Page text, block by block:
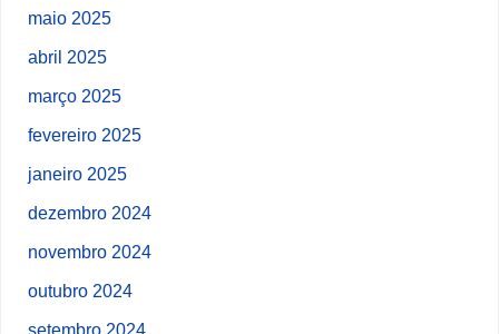
maio 2025
abril 2025
março 2025
fevereiro 2025
janeiro 2025
dezembro 2024
novembro 2024
outubro 2024